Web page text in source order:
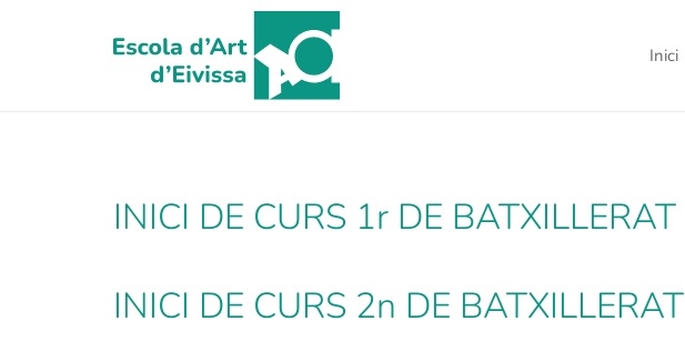
Inici
INICI DE CURS 1r DE BATXILLERAT
INICI DE CURS 2n DE BATXILLERAT